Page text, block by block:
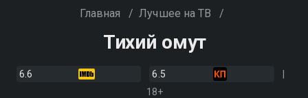
Главная / Лучшее на ТВ /
Тихий омут
6.6
6.5
18+